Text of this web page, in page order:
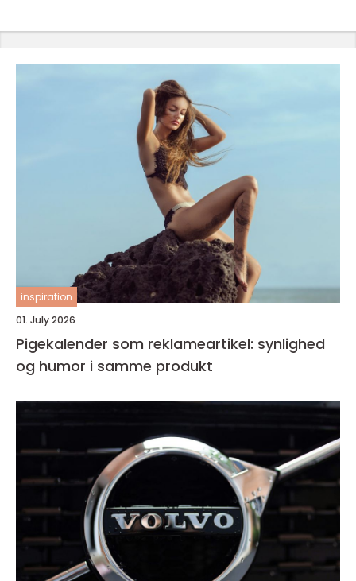
inspiration
01. July 2026
Pigekalender som reklameartikel: synlighed
og humor i samme produkt